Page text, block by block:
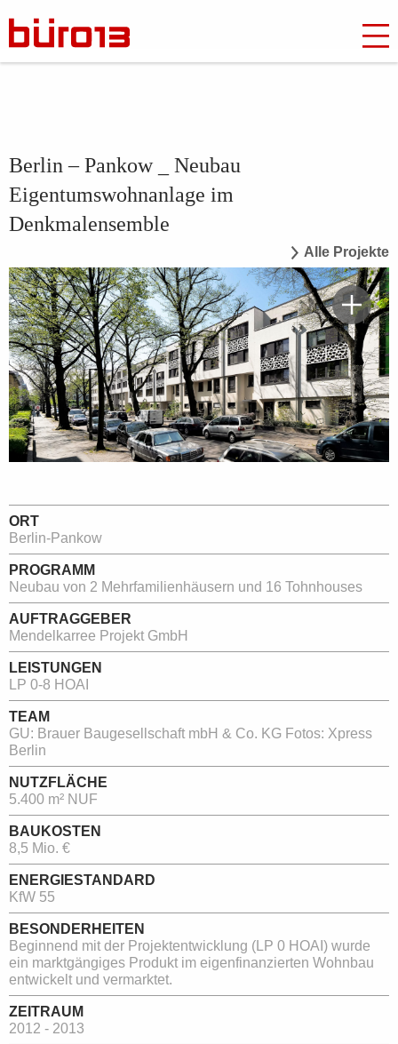
Berlin – Pankow _ Neubau
Eigentumswohnanlage im
Denkmalensemble
Alle Projekte
ORT
Berlin-Pankow
PROGRAMM
Neubau von 2 Mehrfamilienhäusern und 16 Tohnhouses
AUFTRAGGEBER
Mendelkarree Projekt GmbH
LEISTUNGEN
LP 0-8 HOAI
TEAM
GU: Brauer Baugesellschaft mbH & Co. KG Fotos: Xpress
Berlin
NUTZFLÄCHE
5.400 m² NUF
BAUKOSTEN
8,5 Mio. €
ENERGIESTANDARD
KfW 55
BESONDERHEITEN
Beginnend mit der Projektentwicklung (LP 0 HOAI) wurde
ein marktgängiges Produkt im eigenfinanzierten Wohnbau
entwickelt und vermarktet.
ZEITRAUM
2012 - 2013